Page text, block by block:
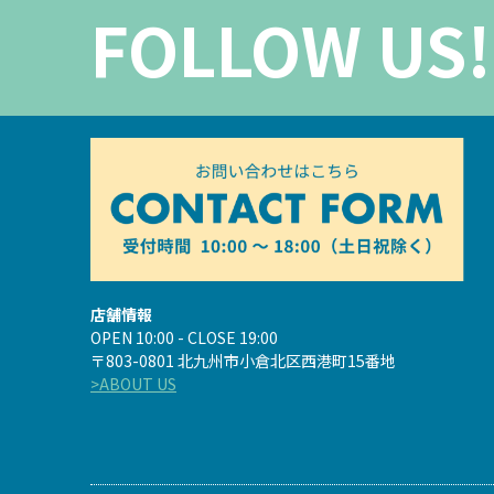
FOLLOW
店舗情報
OPEN 10:00 - CLOSE 19:00
〒803-0801 北九州市小倉北区西港町15番地
>ABOUT US